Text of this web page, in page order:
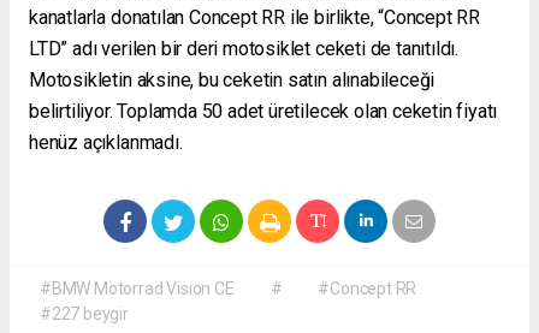
kanatlarla donatılan Concept RR ile birlikte, “Concept RR
LTD” adı verilen bir deri motosiklet ceketi de tanıtıldı.
Motosikletin aksine, bu ceketin satın alınabileceği
belirtiliyor. Toplamda 50 adet üretilecek olan ceketin fiyatı
henüz açıklanmadı.
#BMW Motorrad Vision CE #
#Concept RR
#227 beygir